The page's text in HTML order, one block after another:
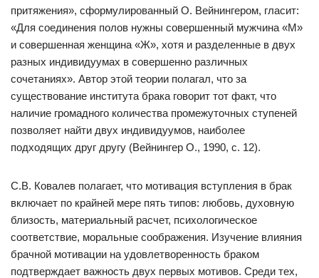
притяжения», сформулированный О. Вейнингером, гласит:
«Для соединения полов нужны совершенный мужчина «М»
и совершенная женщина «Ж», хотя и разделенные в двух
разных индивидуумах в совершенно различных
сочетаниях». Автор этой теории полагал, что за
существование института брака говорит тот факт, что
наличие громадного количества промежуточных ступеней
позволяет найти двух индивидуумов, наиболее
подходящих друг другу (Вейнингер О., 1990, с. 12).
С.В. Ковалев полагает, что мотивация вступления в брак
включает по крайней мере пять типов: любовь, духовную
близость, материальный расчет, психологическое
соответствие, моральные соображения. Изучение влияния
брачной мотивации на удовлетворенность браком
подтверждает важность двух первых мотивов. Среди тех,